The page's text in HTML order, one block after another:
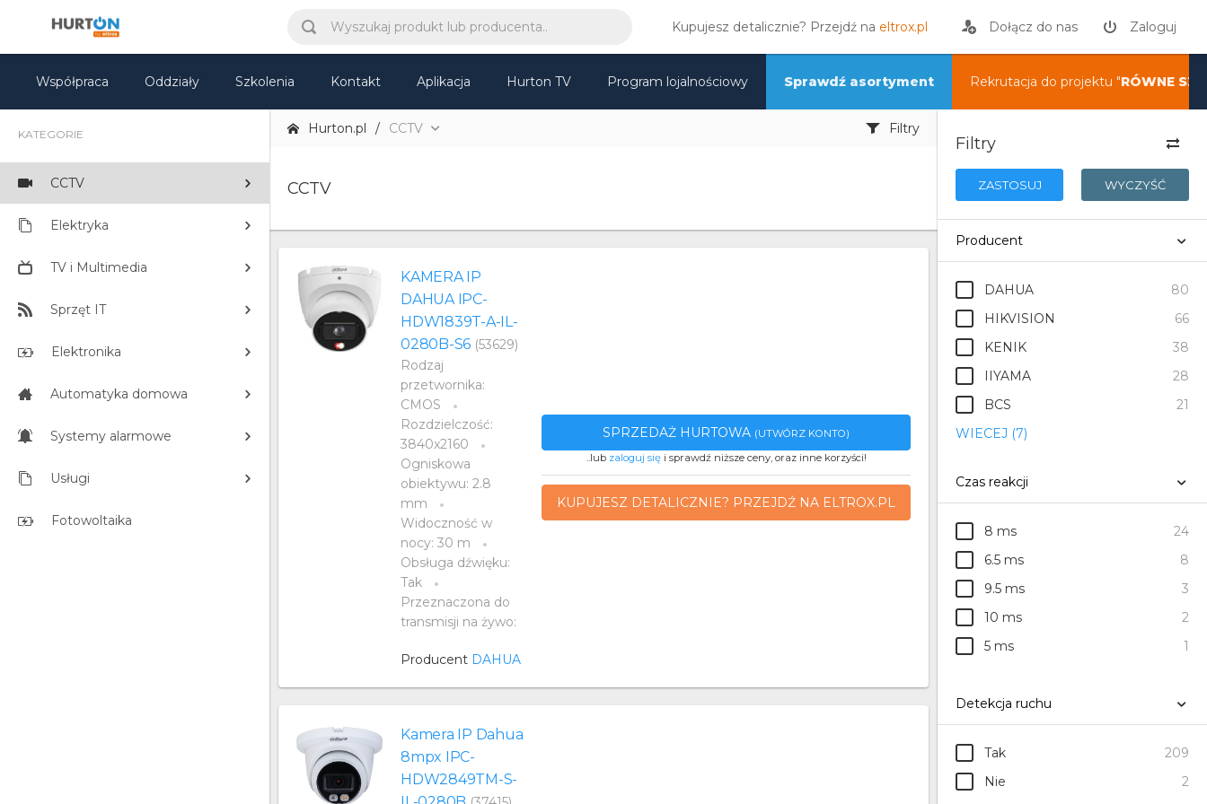
Kupujesz detalicznie? Przejdź na eltrox.pl Dołącz do nas Zaloguj
Współpraca Oddziały Szkolenia Kontakt Aplikacja Hurton TV Program lojalnościowy Sprawdź asortyment Rekrutacja do projektu "RÓWNE
KATEGORIE
CCTV
Elektryka
TV i Multimedia
Sprzęt IT
Elektronika
Automatyka domowa
Systemy alarmowe
Usługi
Fotowoltaika
Hurton.pl CCTV Filtry
CCTV
KAMERA IP
DAHUA IPC-
HDW1839T-A-IL-
0280B-S6 (53629)
Rodzaj
przetwornika:
CMOS
Rozdzielczość:
3840x2160
Ogniskowa
obiektywu: 2.8
mm
Widoczność w
nocy: 30 m
Obsługa dźwięku:
Tak
Przeznaczona do
transmisji na żywo:
Producent DAHUA
SPRZEDAŻ HURTOWA (UTWÓRZ KONTO)
..lub zaloguj sięi sprawdź niższe ceny, oraz inne korzyści!
KUPUJESZ DETALICZNIE? PRZEJDŹ NA ELTROX.PL
Kamera IP Dahua
8mpx IPC-
HDW2849TM-S-
Filtry
ZASTOSUJ WYCZYŚĆ
Producent
DAHUA
80
HIKVISION
66
KENIK
38
IIYAMA
28
BCS
21
WIECEJ (7)
Czas reakcji
8 ms
24
6.5 ms
8
9.5 ms
3
10 ms
2
5 ms
1
Detekcja ruchu
Tak
209
Nie
2